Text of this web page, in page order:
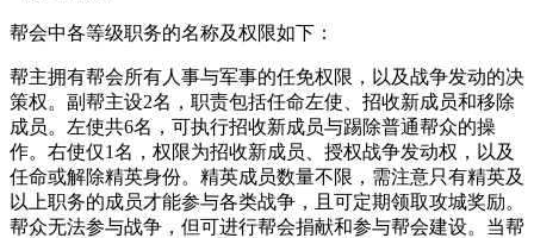
帮会中各等级职务的名称及权限如下：
帮主拥有帮会所有人事与军事的任免权限，以及战争发动的决
策权。副帮主设2名，职责包括任命左使、招收新成员和移除
成员。左使共6名，可执行招收新成员与踢除普通帮众的操
作。右使仅1名，权限为招收新成员、授权战争发动权，以及
任命或解除精英身份。精英成员数量不限，需注意只有精英及
以上职务的成员才能参与各类战争，且可定期领取攻城奖励。
帮众无法参与战争，但可进行帮会捐献和参与帮会建设。当帮